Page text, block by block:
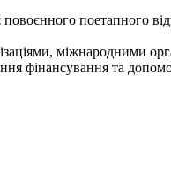
поетапного
міжнародними
фінансування та